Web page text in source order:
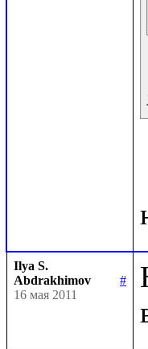
Ilya S.
Abdrakhimov
#
16 мая 2011